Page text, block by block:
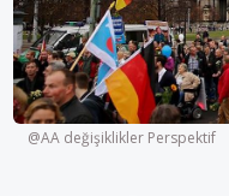
@AA değişiklikler Perspektif